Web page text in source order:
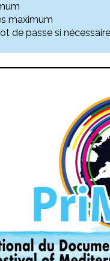
maximum
de passe si